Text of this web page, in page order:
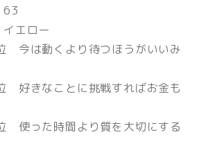
63
エロー
は動くより待つほうがいいみ
なことに挑戦すればお金も
使った時間より質を大切にする